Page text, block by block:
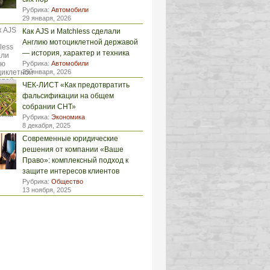
Рубрика: Автомобили
29 января, 2026
Как AJS и Matchless сделали
Англию мотоциклетной державой
— история, характер и техника
Рубрика: Автомобили
29 января, 2026
ЧЕК-ЛИСТ «Как предотвратить
фальсификации на общем
собрании СНТ»
Рубрика: Экономика
8 декабря, 2025
Современные юридические
решения от компании «Ваше
Право»: комплексный подход к
защите интересов клиентов
Рубрика: Общество
13 ноября, 2025